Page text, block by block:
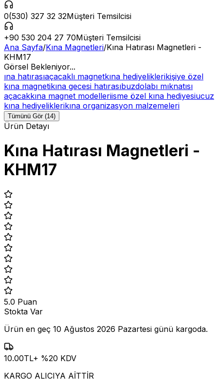
0(530) 327 32 32Müşteri Temsilcisi
+90 530 204 27 70Müşteri Temsilcisi
Ana Sayfa/Kına Magnetleri/Kına Hatırası Magnetleri -
KHM17
Görsel Bekleniyor...
ına hatırasıaçacaklı magnetkına hediyeliklerikişiye özel
kına magnetikına gecesi hatırasıbuzdolabı mıknatısı
açacakkına magnet modelleriisme özel kına hediyesiucuz
kına hediyeliklerikına organizasyon malzemeleri
Tümünü Gör (14)
Ürün Detayı
Kına Hatırası Magnetleri -
KHM17
5.0 Puan
Stokta Var
Ürün en geç 10 Ağustos 2026 Pazartesi günü kargoda.
10.00TL+ %20 KDV
KARGO ALICIYA AİTTİR